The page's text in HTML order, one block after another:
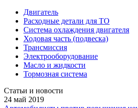
Двигатель
Расходные детали для ТО
Система охлаждения двигателя
Ходовая часть (подвеска)
Трансмиссия
Электрооборудование
Масло и жидкости
Тормозная система
Статьи и новости
24 май 2019